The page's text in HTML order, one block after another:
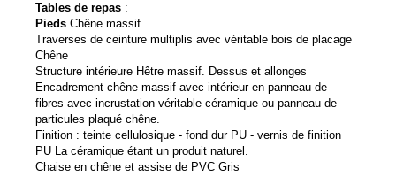
Tables de repas :
Pieds Chêne massif
Traverses de ceinture multiplis avec véritable bois de placage
Chêne
Structure intérieure Hêtre massif. Dessus et allonges
Encadrement chêne massif avec intérieur en panneau de
fibres avec incrustation véritable céramique ou panneau de
particules plaqué chêne.
Finition : teinte cellulosique - fond dur PU - vernis de finition
PU La céramique étant un produit naturel.
Chaise en chêne et assise de PVC Gris